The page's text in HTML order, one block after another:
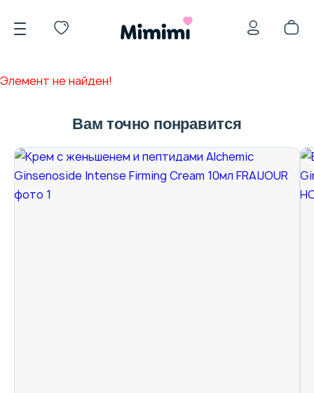
*OVERSTOCK -30%
Элемент не найден!
Вам точно понравится